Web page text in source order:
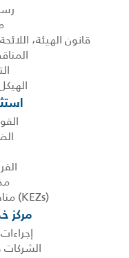
قانون الهيئة،
(KEZs) مناطق الكويت الاقتصادية
مركز
الشركات